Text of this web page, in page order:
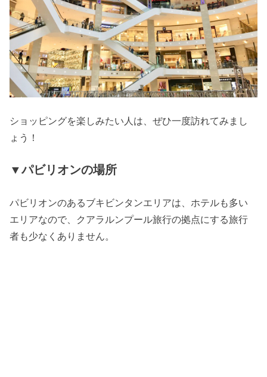
ショッピングを楽しみたい人は、ぜひ一度訪れてみまし
ょう！
▼パビリオンの場所
パビリオンのあるブキビンタンエリアは、ホテルも多い
エリアなので、クアラルンプール旅行の拠点にする旅行
者も少なくありません。